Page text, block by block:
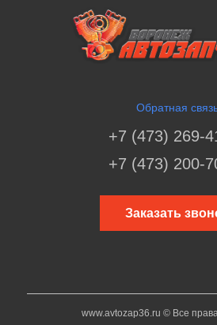
Обратная
+7 (473) 269-
+7 (473) 200-
Заказать
www.avtozap36.ru © Все